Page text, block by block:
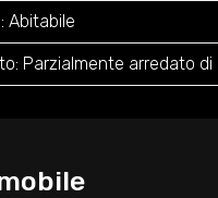
Abitabile
Parzialmente arredato di